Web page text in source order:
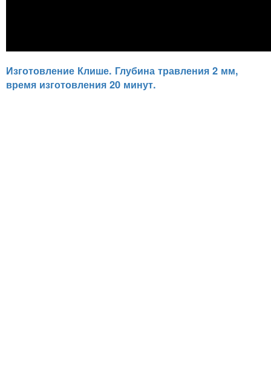
Изготовление Клише. Глубина травления 2 мм,
время изготовления 20 минут.